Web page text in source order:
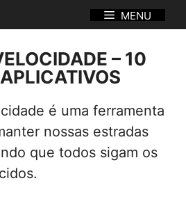
MENU
– 10
é uma ferramenta
nossas estradas
que todos sigam os